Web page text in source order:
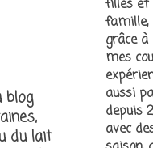
blog
du lait
filles et
famille,
grâce
mes
aussi
depuis
avec